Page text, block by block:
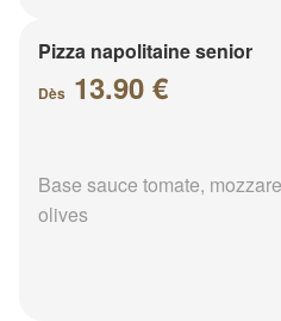
Pizza napolitaine senior
Dès 13.90 €
Base sauce tomate,
olives